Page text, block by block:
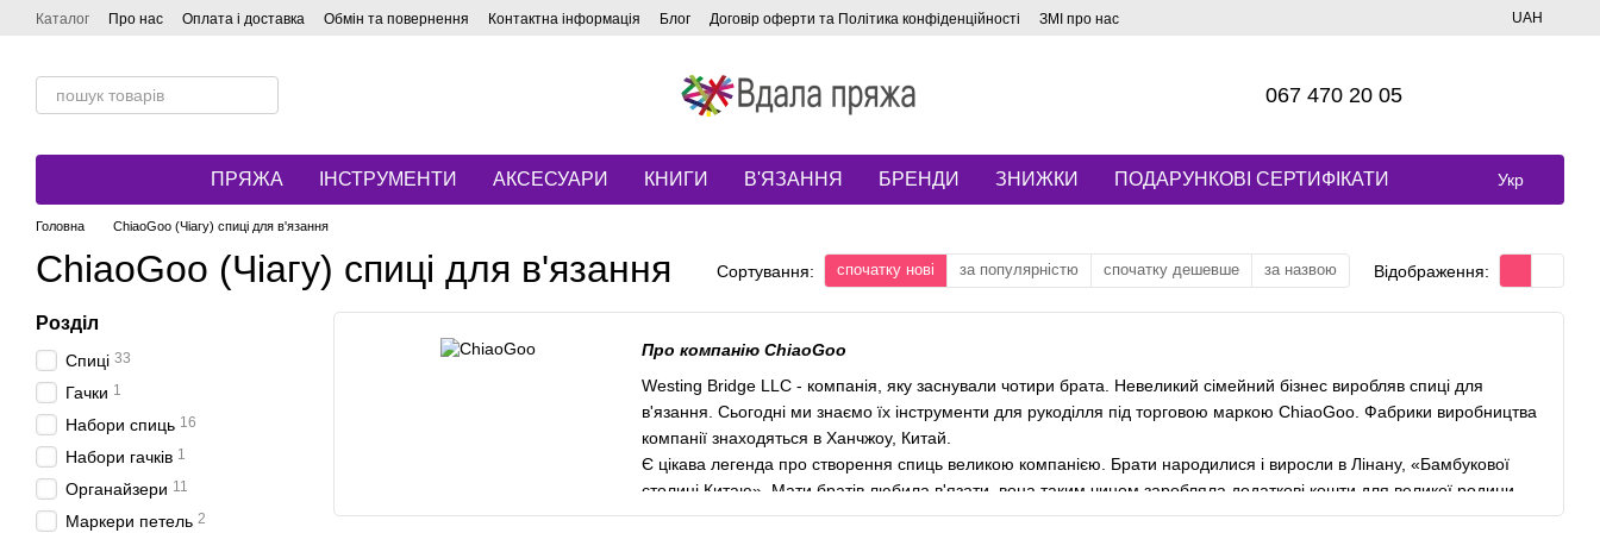
Перейти до основного контенту
Каталог Про нас Оплата і доставка Обмін та повернення Контактна інформація Блог Договір оферти та Політика конфіденційності ЗМІ про нас UAH
067 470 20 05
ПРЯЖА ІНСТРУМЕНТИ АКСЕСУАРИ КНИГИ В'ЯЗАННЯ БРЕНДИ ЗНИЖКИ ПОДАРУНКОВІ СЕРТИФІКАТИ Укр
Головна ChiaoGoo (Чіагу) спиці для в'язання
ChiaoGoo (Чіагу) спиці для в'язання Сортування: спочатку нові за популярністю спочатку дешевше за назвою Відображення:
Про компанію ChiaoGoo
Westing Bridge LLC - компанія, яку заснували чотири брата. Невеликий сімейний бізнес виробляв спиці для
в'язання. Сьогодні ми знаємо їх інструменти для рукоділля під торговою маркою ChiaoGoo. Фабрики виробництва
компанії знаходяться в Ханчжоу, Китай.
Є цікава легенда про створення спиць великою компанією. Брати народилися і виросли в Лінану, «Бамбукової
столиці Китаю». Мати братів любила в'язати, вона таким чином заробляла додаткові кошти для великої родини.
Згодом вона стала тестувати спиці, які виробляли юнаки. Мати іноді просила виправити недоліки в спицях, що
Розділ
Спиці 33
Гачки 1
Набори спиць 16
Набори гачків 1
Органайзери 11
Маркери петель 2